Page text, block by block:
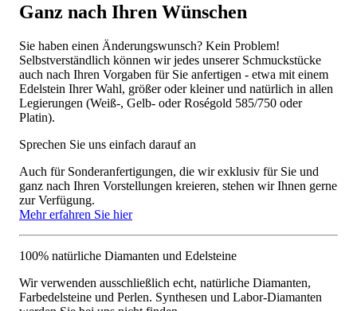
Ganz nach Ihren Wünschen
Sie haben einen Änderungswunsch? Kein Problem!
Selbstverständlich können wir jedes unserer Schmuckstücke
auch nach Ihren Vorgaben für Sie anfertigen - etwa mit einem
Edelstein Ihrer Wahl, größer oder kleiner und natürlich in allen
Legierungen (Weiß-, Gelb- oder Roségold 585/750 oder
Platin).
Sprechen Sie uns einfach darauf an
Auch für Sonderanfertigungen, die wir exklusiv für Sie und
ganz nach Ihren Vorstellungen kreieren, stehen wir Ihnen gerne
zur Verfügung.
Mehr erfahren Sie hier
100% natürliche Diamanten und Edelsteine
Wir verwenden ausschließlich echt, natürliche Diamanten,
Farbedelsteine und Perlen. Synthesen und Labor-Diamanten